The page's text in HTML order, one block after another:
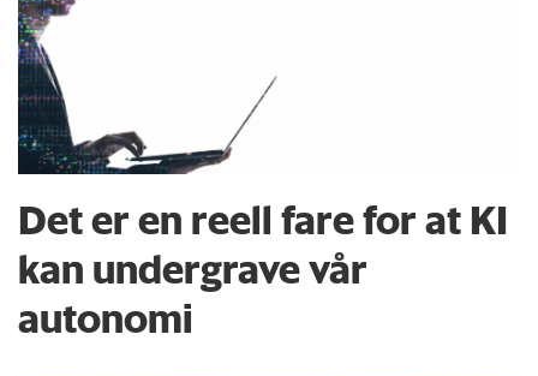
Det er en reell fare for at KI
kan undergrave vår
autonomi